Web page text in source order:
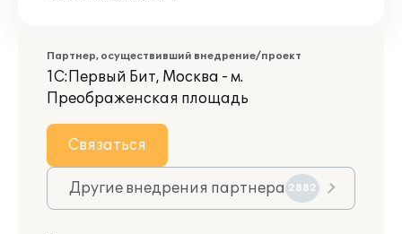
Партнер, осуществивший внедрение/проект
1С:Первый Бит, Москва - м.
Преображенская площадь
Связаться
Другие внедрения партнера 2882